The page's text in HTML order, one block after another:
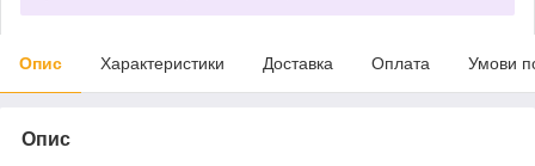
Опис Характеристики Доставка Оплата Умови
Опис